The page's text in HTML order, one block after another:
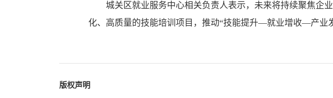
城关区就业服务中心相关负责人表示，未来将持续聚焦企
化、高质量的技能培训项目，推动“技能提升—就业增收—产业
版权声明